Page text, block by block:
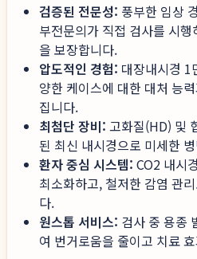
검증된 전문성: 풍부한 임상
부전문의가 직접 검사를 시
을 보장합니다.
압도적인 경험: 대장내시경 1
양한 케이스에 대한 대처 능
집니다.
최첨단 장비: 고화질(HD) 및
된 최신 내시경으로 미세한
환자 중심 시스템: CO2 내시
최소화하고, 철저한 감염 관
다.
원스톱 서비스: 검사 중 용종
여 번거로움을 줄이고 치료